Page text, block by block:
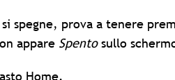
spegne, prova a tenere
appare Spentosullo
Home.